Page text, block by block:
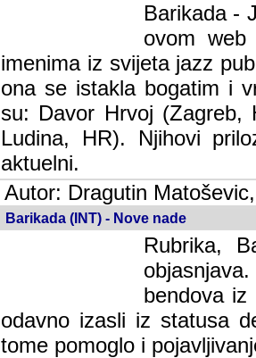
Barikada -
ovom web
imenima iz svijeta jazz
ona se istakla bogatim i
su: Davor Hrvoj (Zagreb,
Ludina, HR). Njihovi
aktuelni.
Autor: Dragutin
Barikada (INT) - Nove nade
Rubrika,
bendova
odavno izasli iz statusa
tome pomoglo i